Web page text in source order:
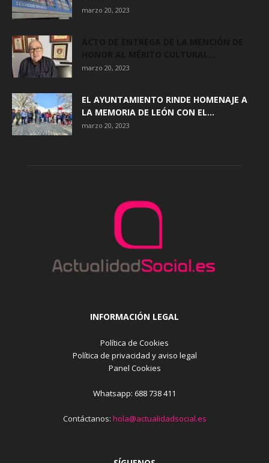
marzo 20, 2023
marzo 20, 2023
EL AYUNTAMIENTO RINDE HOMENAJE A
LA MEMORIA DE LEÓN CON EL...
marzo 20, 2023
INFORMACIÓN LEGAL
Política de Cookies
Política de privacidad y aviso legal
Panel Cookies
Whatsapp: 688 738 411
Contáctanos: hola@actualidadsocial.es